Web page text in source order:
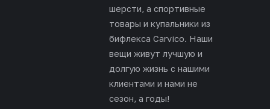
шерсти, а спортивные
товары и купальники из
бифлекса Carvico. Наши
вещи живут лучшую и
долгую жизнь с нашими
клиентами и нами не
сезон, а годы!